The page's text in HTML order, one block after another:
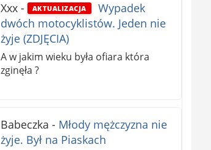
Xxx- AKTUALIZACJA
Wypadek
dwóch motocyklistów. Jeden nie
żyje (ZDJĘCIA)
A w jakim wieku była ofiara która
zginęła ?
Babeczka - Młody mężczyzna nie
żyje. Był na Piaskach